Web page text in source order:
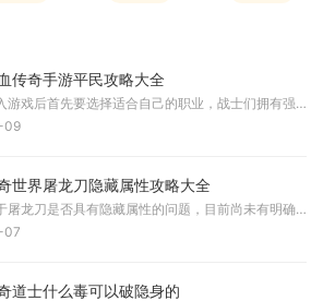
传奇手游平民攻略大全
进入游戏后首先要选择适合自己的职业，战士们拥有强大的物理攻击和生命力，适合喜欢正面交锋的玩家；法师们擅长远程魔法攻击，能够操控强大的范围技能；道士们则兼具辅助与攻
09
世界屠龙刀隐藏属性攻略大全
关于屠龙刀是否具有隐藏属性的问题，目前尚未有明确的官方解释，但这方面的讨论和研究在玩家群体中一直持续不断。一些玩家认为屠龙刀可能存在隐藏属性，主要基于其在游戏中的
07
道士什么毒可以破隐身的